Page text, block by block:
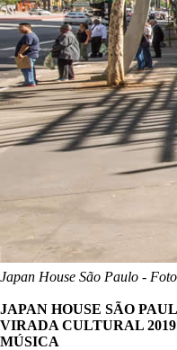
Japan House São Paulo -
JAPAN HOUSE SÃO
VIRADA CULTURAL
MÚSICA